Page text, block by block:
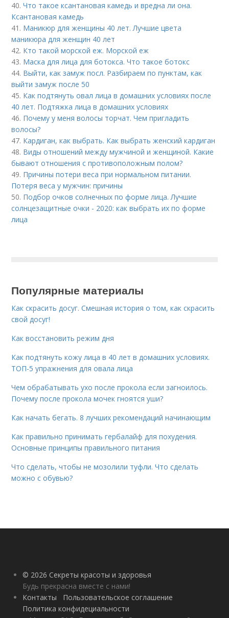
40.Что такое ксантановая камедь и вредна ли она.
Ксантановая камедь
41. Маникюр для женщины 40 лет. Лучшие цвета
маникюра для женщин 40 лет
42. Кто такой морской еж. Морской еж
43. Маска для лица для ботокса. Что такое ботокс
44. Выйти, как замуж посл. Разбираем по пунктам, как
выйти замуж после 50
45. Как подтянуть овал лица в домашних условиях после
40 лет. Подтяжка лица в домашних условиях
46. Почему у меня волосы торчат. Чем пригладить
волосы?
47. Кардиган, как выбрать. Как выбрать женский кардиган
48. Виды отношений между мужчиной и женщиной. Какие
бывают отношения с противоположным полом?
49. Причины потери веса при нормальном питании.
Потеря веса у мужчин: причины
50. Подбор очков солнечных по форме лица. Лучшие
солнцезащитные очки - 2020: как выбрать их по форме
лица
Популярные материалы
Как скрасить досуг. Смешная история о том, как скрасить
свой досуг!
Как восстановить режим дня
Как подтянуть кожу лица в 40 лет в домашних условиях.
ТОП-5 упражнения для овала лица
Чем обрабатывать ухо после прокола если загноилось.
Почему после прокола мочек гноятся уши?
Как начать бегать. 8 лучших рекомендаций начинающим
Как правильно принимать гербалайф для похудения.
Основные принципы правильного питания
Что сделать, чтобы не мозолили туфли. Что сделать
можно с обувью?
© 2026 Секреты красоты и здоровья
Будь прекрасна вместе с нами!
Контакты
Пользовательское соглашение
Политика конфидециальности